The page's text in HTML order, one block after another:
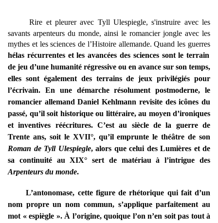
Rire et pleurer avec Tyll Ulespiegle, s'instruire avec les
savants arpenteurs du monde, ainsi le romancier jongle avec les
mythes et les sciences de l’Histoire allemande. Quand les guerres
hélas récurrentes et les avancées des sciences sont le terrain
de jeu d’une humanité régressive ou en avance sur son temps,
elles sont également des terrains de jeux privilégiés pour
l’écrivain. En une démarche résolument postmoderne, le
romancier allemand Daniel Kehlmann revisite des icônes du
passé, qu’il soit historique ou littéraire, au moyen d’ironiques
et inventives réécritures. C’est au siècle de la guerre de
Trente ans, soit le XVII°, qu’il emprunte le théâtre de son
Roman de Tyll Ulespiegle, alors que celui des Lumières et de
sa continuité au XIX° sert de matériau à l’intrigue des
Arpenteurs du monde.
L’antonomase, cette figure de rhétorique qui fait d’un
nom propre un nom commun, s’applique parfaitement au
mot « espiègle ». À l’origine, quoique l’on n’en soit pas tout à